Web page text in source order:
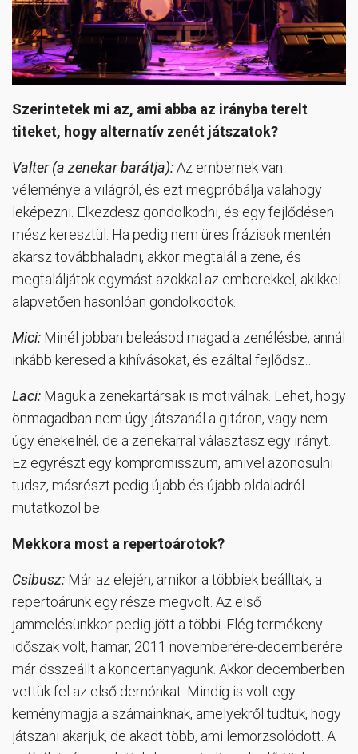
Szerintetek mi az, ami abba az irányba terelt
titeket, hogy alternatív zenét játszatok?
Valter (a zenekar barátja):Az embernek van
véleménye a világról, és ezt megpróbálja valahogy
leképezni. Elkezdesz gondolkodni, és egy fejlődésen
mész keresztül. Ha pedig nem üres frázisok mentén
akarsz továbbhaladni, akkor megtalál a zene, és
megtaláljátok egymást azokkal az emberekkel, akikkel
alapvetően hasonlóan gondolkodtok.
Mici: Minél jobban beleásod magad a zenélésbe, annál
inkább keresed a kihívásokat, és ezáltal fejlődsz…
Laci: Maguk a zenekartársak is motiválnak. Lehet, hogy
önmagadban nem úgy játszanál a gitáron, vagy nem
úgy énekelnél, de a zenekarral választasz egy irányt.
Ez egyrészt egy kompromisszum, amivel azonosulni
tudsz, másrészt pedig újabb és újabb oldaladról
mutatkozol be.
Mekkora most a repertoárotok?
Csibusz: Már az elején, amikor a többiek beálltak, a
repertoárunk egy része megvolt. Az első
jammelésünkkor pedig jött a többi. Elég termékeny
időszak volt, hamar, 2011 novemberére-decemberére
már összeállt a koncertanyagunk. Akkor decemberben
vettük fel az első demónkat. Mindig is volt egy
keménymagja a számainknak, amelyekről tudtuk, hogy
játszani akarjuk, de akadt több, ami lemorzsolódott. A